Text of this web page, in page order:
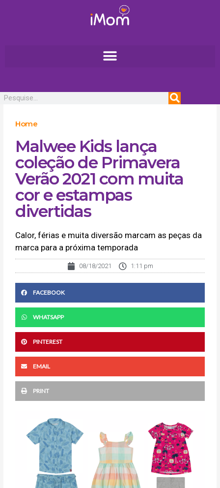
Home
Malwee Kids lança
coleção de Primavera
Verão 2021 com muita
cor e estampas
divertidas
Calor, férias e muita diversão marcam as peças da
marca para a próxima temporada
08/18/2021 1:11 pm
FACEBOOK
WHATSAPP
PINTEREST
EMAIL
PRINT